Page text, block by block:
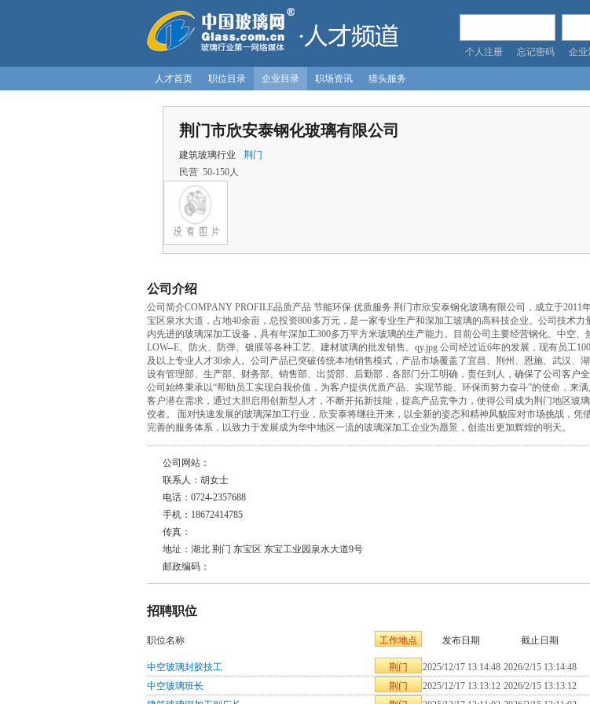
个人注册 忘记密码 企业
人才首页 职位目录 企业目录 职场资讯 猎头服务
荆门市欣安泰钢化玻璃有限公司
建筑玻璃行业
荆门
民营 50-150人
公司介绍
公司简介COMPANY PROFILE品质产品 节能环保 优质服务 荆门市欣安泰钢化玻璃有限公司，成立于2011
宝区泉水大道，占地40余亩，总投资800多万元，是一家专业生产和深加工玻璃的高科技企业。公司技术力
内先进的玻璃深加工设备，具有年深加工300多万平方米玻璃的生产能力。目前公司主要经营钢化、中空、
LOW--E、防火、防弹、镀膜等各种工艺、建材玻璃的批发销售。qy.jpg 公司经过近6年的发展，现有员工
及以上专业人才30余人。公司产品已突破传统本地销售模式，产品市场覆盖了宜昌、荆州、恩施、武汉、
设有管理部、生产部、财务部、销售部、出货部、后勤部，各部门分工明确，责任到人，确保了公司客户全
公司始终秉承以“帮助员工实现自我价值，为客户提供优质产品、实现节能、环保而努力奋斗”的使命，来
客户潜在需求，通过大胆启用创新型人才，不断开拓新技能，提高产品竞争力，使得公司成为荆门地区玻
佼者。 面对快速发展的玻璃深加工行业，欣安泰将继往开来，以全新的姿态和精神风貌应对市场挑战，凭
完善的服务体系，以致力于发展成为华中地区一流的玻璃深加工企业为愿景，创造出更加辉煌的明天。
公司网站：
联系人：胡女士
电话：0724-2357688
手机：18672414785
传真：
地址：湖北 荆门 东宝区 东宝工业园泉水大道9号
邮政编码：
招聘职位
职位名称 工作地点 发布日期 截止日期
中空玻璃封胶技工 荆门 2025/12/17 13:14:48 2026/2/15 13:14:48
中空玻璃班长
荆门 2025/12/17 13:13:12 2026/2/15 13:13:12